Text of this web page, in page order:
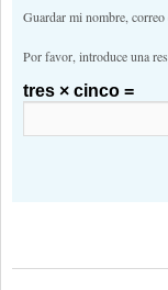
Guardar mi nombre,
Por favor, introduce una
tres × cinco =